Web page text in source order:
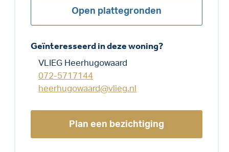
Open plattegronden
Geïnteresseerd in deze woning?
VLIEG Heerhugowaard
072-5717144
heerhugowaard@vlieg.nl
Plan een bezichtiging